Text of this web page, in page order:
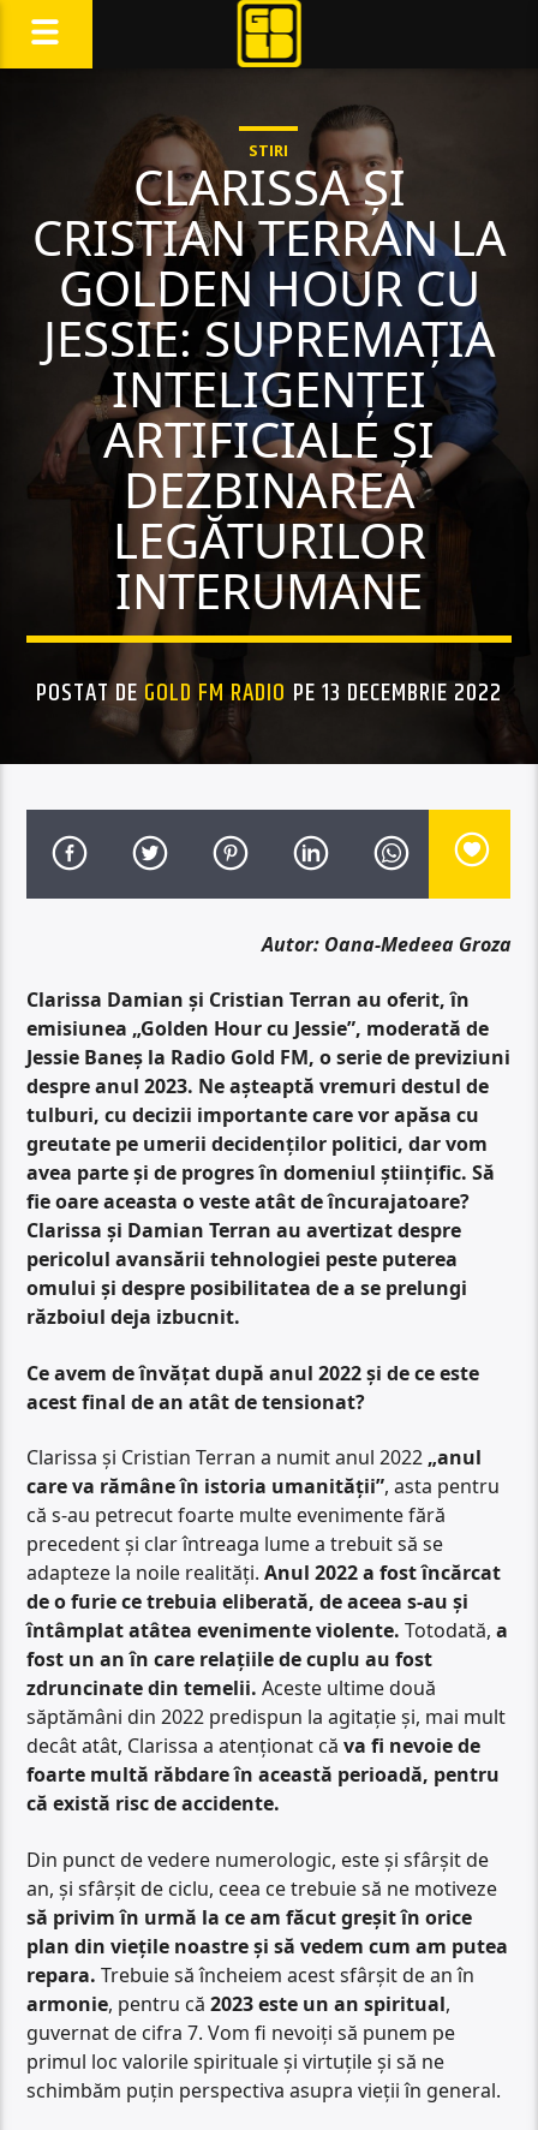
STIRI
CLARISSA ȘI
CRISTIAN TERRAN LA
GOLDEN HOUR CU
JESSIE: SUPREMAȚIA
INTELIGENȚEI
ARTIFICIALE ȘI
DEZBINAREA
LEGĂTURILOR
INTERUMANE
POSTAT DEGOLD FM RADIO PE 13 DECEMBRIE 2022
Autor: Oana-Medeea Groza
Clarissa Damian și Cristian Terran au oferit, în
emisiunea „Golden Hour cu Jessie”, moderată de
Jessie Baneș la Radio Gold FM, o serie de previziuni
despre anul 2023. Ne așteaptă vremuri destul de
tulburi, cu decizii importante care vor apăsa cu
greutate pe umerii decidenților politici, dar vom
avea parte și de progres în domeniul științific. Să
fie oare aceasta o veste atât de încurajatoare?
Clarissa și Damian Terran au avertizat despre
pericolul avansării tehnologiei peste puterea
omului și despre posibilitatea de a se prelungi
războiul deja izbucnit.
Ce avem de învățat după anul 2022 și de ce este
acest final de an atât de tensionat?
Clarissa și Cristian Terran a numit anul 2022 „anul
care va rămâne în istoria umanității”, asta pentru
că s-au petrecut foarte multe evenimente fără
precedent și clar întreaga lume a trebuit să se
adapteze la noile realități.Anul 2022 a fost încărcat
de o furie ce trebuia eliberată, de aceea s-au și
întâmplat atâtea evenimente violente. Totodată,a
fost un an în care relațiile de cuplu au fost
zdruncinate din temelii. Aceste ultime două
săptămâni din 2022 predispun la agitație și, mai mult
decât atât, Clarissa a atenționat căva fi nevoie de
foarte multă răbdare în această perioadă, pentru
că există risc de accidente.
Din punct de vedere numerologic, este și sfârșit de
an, și sfârșit de ciclu, ceea ce trebuie să ne motiveze
să privim în urmă la ce am făcut greșit în orice
plan din viețile noastre și să vedem cum am putea
repara.Trebuie să încheiem acest sfârșit de an în
armonie, pentru că2023 este un an spiritual,
guvernat de cifra 7. Vom fi nevoiți să punem pe
primul loc valorile spirituale și virtuțile și să ne
schimbăm puțin perspectiva asupra vieții în general.